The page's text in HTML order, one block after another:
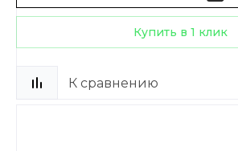
Купить в 1 клик
К сравнению